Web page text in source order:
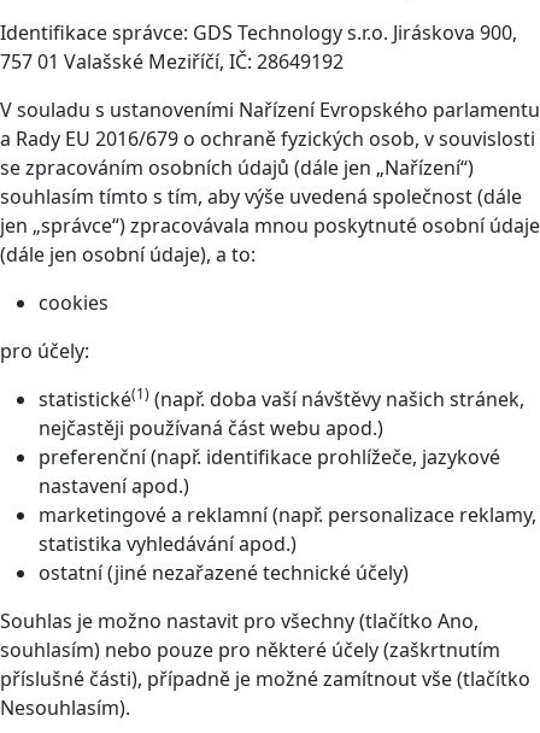
Identifikace správce: GDS Technology s.r.o. Jiráskova 900,
757 01 Valašské Meziříčí, IČ: 28649192
V souladu s ustanoveními Nařízení Evropského parlamentu
a Rady EU 2016/679 o ochraně fyzických osob, v souvislosti
se zpracováním osobních údajů (dále jen „Nařízení“)
souhlasím tímto s tím, aby výše uvedená společnost (dále
jen „správce“) zpracovávala mnou poskytnuté osobní údaje
(dále jen osobní údaje), a to:
cookies
pro účely:
statistické(1) (např. doba vaší návštěvy našich stránek,
nejčastěji používaná část webu apod.)
preferenční (např. identifikace prohlížeče, jazykové
nastavení apod.)
marketingové a reklamní (např. personalizace reklamy,
statistika vyhledávání apod.)
ostatní (jiné nezařazené technické účely)
Souhlas je možno nastavit pro všechny (tlačítko Ano,
souhlasím) nebo pouze pro některé účely (zaškrtnutím
příslušné části), případně je možné zamítnout vše (tlačítko
Nesouhlasím).